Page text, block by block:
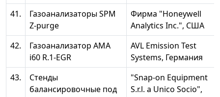
41.
Газоанализаторы SPM
Z-purge
Фирма "Honeywell
Analytics Inc.", США
42.
Газоанализатор АМА
i60 R.1-EGR
AVL Emission Test
Systems, Германия
43.
Стенды
балансировочные под
"Snap-on Equipment
S.r.l. a Unico Socio",